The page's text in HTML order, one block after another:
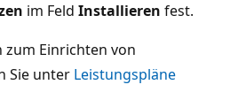
im Feld Installieren fest.
Einrichten von
Sie unter Leistungspläne